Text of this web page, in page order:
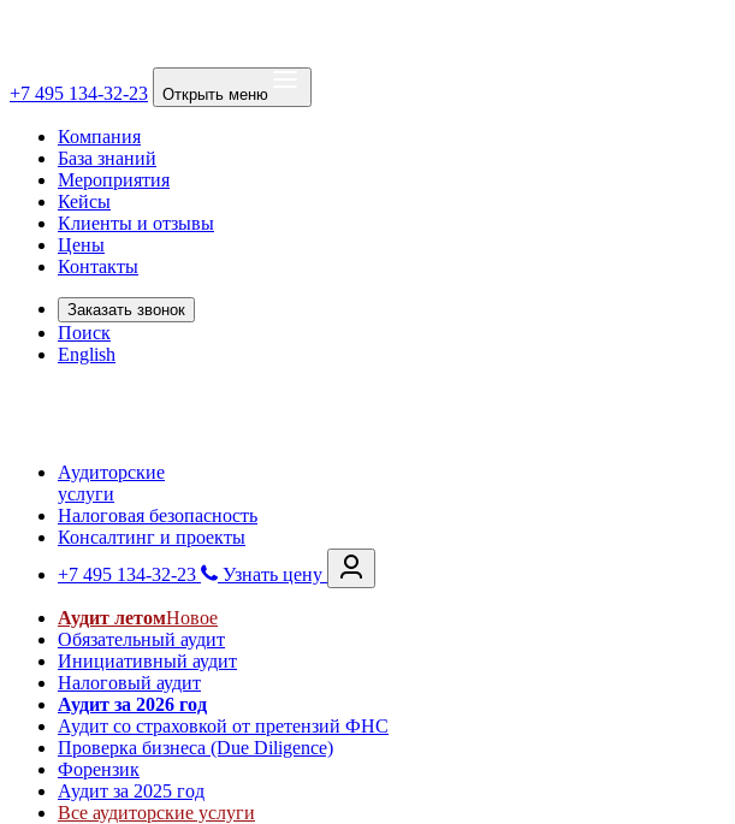
+7 495 134-32-23 Открыть меню
Компания
База знаний
Мероприятия
Кейсы
Клиенты и отзывы
Цены
Контакты
Заказать звонок
Поиск
English
Аудиторские
услуги
Налоговая безопасность
Консалтинг и проекты
+7 495 134-32-23
Узнать цену
Аудит летомНовое
Обязательный аудит
Инициативный аудит
Налоговый аудит
Аудит за 2026 год
Аудит со страховкой от претензий ФНС
Проверка бизнеса (Due Diligence)
Форензик
Аудит за 2025 год
Все аудиторские услуги